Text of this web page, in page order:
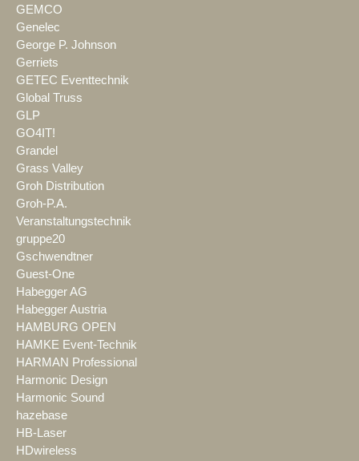
GEMCO
Genelec
George P. Johnson
Gerriets
GETEC Eventtechnik
Global Truss
GLP
GO4IT!
Grandel
Grass Valley
Groh Distribution
Groh-P.A.
Veranstaltungstechnik
gruppe20
Gschwendtner
Guest-One
Habegger AG
Habegger Austria
HAMBURG OPEN
HAMKE Event-Technik
HARMAN Professional
Harmonic Design
Harmonic Sound
hazebase
HB-Laser
HDwireless